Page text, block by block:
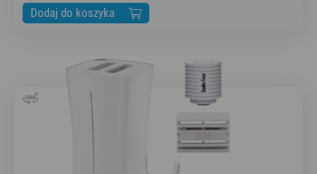
Dodaj do koszyka